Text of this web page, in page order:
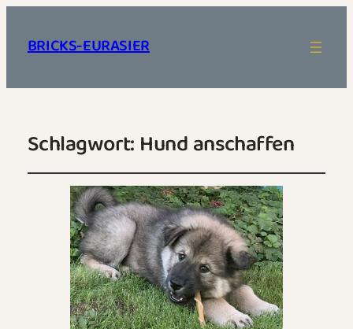
BRICKS-EURASIER
Schlagwort:Hund anschaffen